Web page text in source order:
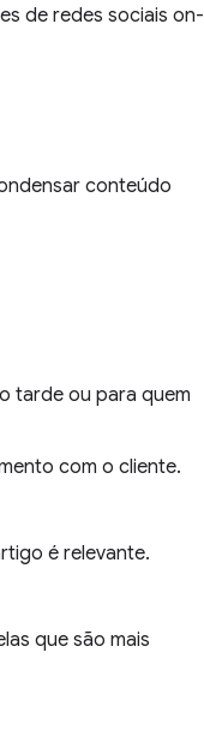
de redes sociais on-
conteúdo
tarde ou para quem
com o cliente.
é relevante.
que são mais